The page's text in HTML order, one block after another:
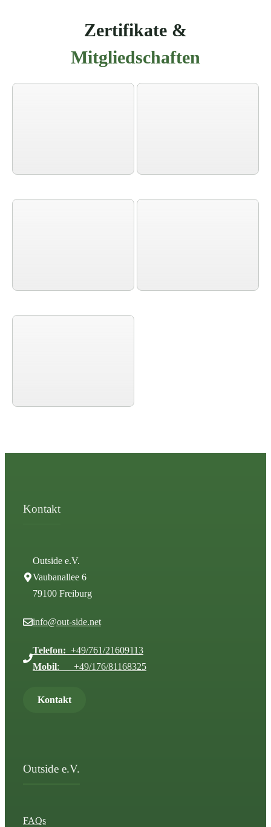
Zertifikate &
Mitgliedschaften
Kontakt
Outside e.V.
Vaubanallee 6
79100 Freiburg
info@out-side.net
Telefon: +49/761/21609113
Mobil: +49/176/81168325
Kontakt
Outside e.V.
FAQs